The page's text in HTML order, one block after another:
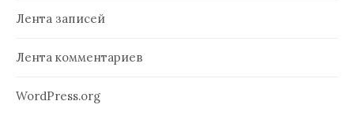
Лента записей
Лента комментариев
WordPress.org